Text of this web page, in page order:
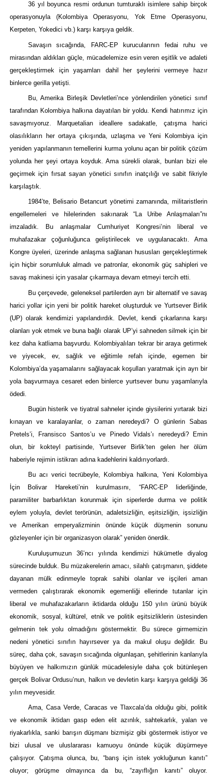
36 yıl boyunca resmi ordunun tumturaklı isimlere sahip birçok
operasyonuyla (Kolombiya Operasyonu, Yok Etme Operasyonu,
Kerpeten, Yokedici vb.) karşı karşıya geldik.
Savaşın sıcağında, FARC-EP kurucularının fedai ruhu ve
mirasından aldıkları güçle, mücadelemize esin veren eşitlik ve adaleti
gerçekleştirmek için yaşamları dahil her şeylerini vermeye hazır
binlerce gerilla yetişti.
Bu, Amerika Birleşik Devletleri’nce yönlendirilen yönetici sınıf
tarafından Kolombiya halkına dayatılan bir yoldu. Kendi hatırımız için
savaşmıyoruz. Marquetalian ideallere sadakatle, çatışma harici
olasılıkların her ortaya çıkışında, uzlaşma ve Yeni Kolombiya için
yeniden yapılanmanın temellerini kurma yolunu açan bir politik çözüm
yolunda her şeyi ortaya koyduk. Ama sürekli olarak, bunları bizi ele
geçirmek için fırsat sayan yönetici sınıfın inatçılığı ve sabit fikriyle
karşılaştık.
1984’te, Belisario Betancurt yönetimi zamanında, militaristlerin
engellemeleri ve hilelerinden sakınarak “La Uribe Anlaşmaları”nı
imzaladık. Bu anlaşmalar Cumhuriyet Kongresi’nin liberal ve
muhafazakar çoğunluğunca geliştirilecek ve uygulanacaktı. Ama
Kongre üyeleri, üzerinde anlaşma sağlanan hususları gerçekleştirmek
için hiçbir sorumluluk almadı ve patronlar, ekonomik güç sahipleri ve
savaş makinesi için yasalar çıkarmaya devam etmeyi tercih etti.
Bu çerçevede, geleneksel partilerden ayrı bir alternatif ve savaş
harici yollar için yeni bir politik hareket oluşturduk ve Yurtsever Birlik
(UP) olarak kendimizi yapılandırdık. Devlet, kendi çıkarlarına karşı
olanları yok etmek ve buna bağlı olarak UP’yi sahneden silmek için bir
kez daha katliama başvurdu. Kolombiyalıları tekrar bir araya getirmek
ve yiyecek, ev, sağlık ve eğitimle refah içinde, egemen bir
Kolombiya’da yaşamalarını sağlayacak koşulları yaratmak için ayrı bir
yola başvurmaya cesaret eden binlerce yurtsever bunu yaşamlarıyla
ödedi.
Bugün histerik ve tiyatral sahneler içinde giysilerini yırtarak bizi
kınayan ve karalayanlar, o zaman neredeydi? O günlerin Sabas
Pretels’i, Fransisco Santos’u ve Pinedo Vidals’ı neredeydi? Emin
olun, bir kokteyl partisinde, Yurtsever Birlik’ten gelen her ölüm
haberiyle rejimin istikrarı adına kadehlerini kaldırıyorlardı.
Bu acı verici tecrübeyle, Kolombiya halkına, Yeni Kolombiya
İçin Bolivar Hareketi’nin kurulmasını, “FARC-EP liderliğinde,
paramiliter barbarlıktan korunmak için siperlerde durma ve politik
eylem yoluyla, devlet terörünün, adaletsizliğin, eşitsizliğin, işsizliğin
ve Amerikan emperyalizminin önünde küçük düşmenin sonunu
gözleyenler için bir organizasyon olarak” yeniden önerdik.
Kuruluşumuzun 36’ncı yılında kendimizi hükümetle diyalog
sürecinde bulduk. Bu müzakerelerin amacı, silahlı çatışmanın, şiddete
dayanan mülk edinmeyle toprak sahibi olanlar ve işçileri aman
vermeden çalıştırarak ekonomik egemenliği ellerinde tutanlar için
liberal ve muhafazakarların iktidarda olduğu 150 yılın ürünü büyük
ekonomik, sosyal, kültürel, etnik ve politik eşitsizliklerin üstesinden
gelmenin tek yolu olmadığını göstermektir. Bu sürece girmemizin
nedeni yönetici sınıfın hayırsever ya da makul oluşu değildir. Bu
süreç, daha çok, savaşın sıcağında olgunlaşan, şehitlerinin kanlarıyla
büyüyen ve halkımızın günlük mücadelesiyle daha çok bütünleşen
gerçek Bolivar Ordusu’nun, halkın ve devletin karşı karşıya geldiği 36
yılın meyvesidir.
Ama, Casa Verde, Caracas ve Tlaxcala’da olduğu gibi, politik
ve ekonomik iktidarı gasp eden elit azınlık, sahtekarlık, yalan ve
riyakarlıkla, sanki barışın düşmanı bizmişiz gibi göstermek istiyor ve
bizi ulusal ve uluslararası kamuoyu önünde küçük düşürmeye
çalışıyor. Çatışma olunca, bu, “barış için istek yokluğunun kanıtı”
oluyor; görüşme olmayınca da bu, “zayıflığın kanıtı” oluyor.